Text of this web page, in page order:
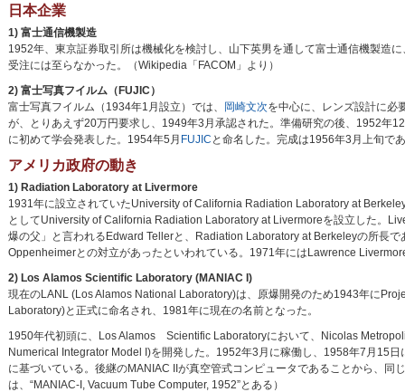
日本企業
1) 富士通信機製造
1952年、東京証券取引所は機械化を検討し、山下英男を通して富士通信機製造
受注には至らなかった。（Wikipedia「FACOM」より）
2) 富士写真フイルム（FUJIC）
富士写真フイルム（1934年1月設立）では、
岡崎文次を中心に、レンズ設計に必
が、とりあえず20万円要求し、1949年3月承認された。準備研究の後、1952年
に初めて学会発表した。1954年5月 FUJIC と命名した。完成は1956年3月上旬で
アメリカ政府の動き
1) Radiation Laboratory at Livermore
1931年に設立されていたUniversity of California Radiation Laboratory at
としてUniversity of California Radiation Laboratory at Livermoreを設立した。
爆の父」と言われるEdward Tellerと、Radiation Laboratory at Berkeleyの所長
Oppenheimerとの対立があったといわれている。1971年にはLawrence
2) Los Alamos Scientific Laboratory (MANIAC I)
現在のLANL (Los Alamos National Laboratory)は、原爆開発のため1943年に
Laboratory)と正式に命名され、1981年に現在の名前となった。
1950年代初頭に、Los Alamos Scientific Laboratoryにおいて、Nicolas
Numerical Integrator Model I)を開発した。1952年3月に稼働し、1958年7月15
に基づいている。後継のMANIAC IIが真空管式コンピュータであることから、
は、“MANIAC-I, Vacuum Tube Computer, 1952”とある）